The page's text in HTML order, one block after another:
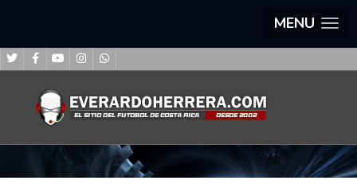
MENU